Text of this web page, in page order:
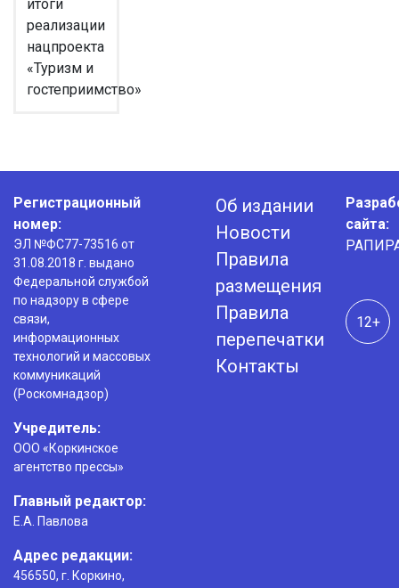
итоги
реализации
нацпроекта
«Туризм и
гостеприимство»
Регистрационный
номер:
ЭЛ №ФС77-73516 от
31.08.2018 г. выдано
Федеральной службой
по надзору в сфере
связи,
информационных
технологий и массовых
коммуникаций
(Роскомнадзор)
Учредитель:
ООО «Коркинское
агентство прессы»
Главный редактор:
Е.А. Павлова
Адрес редакции:
456550, г. Коркино,
Об издании
Новости
Правила
размещения
Правила
перепечатки
Контакты
сайта:
12+